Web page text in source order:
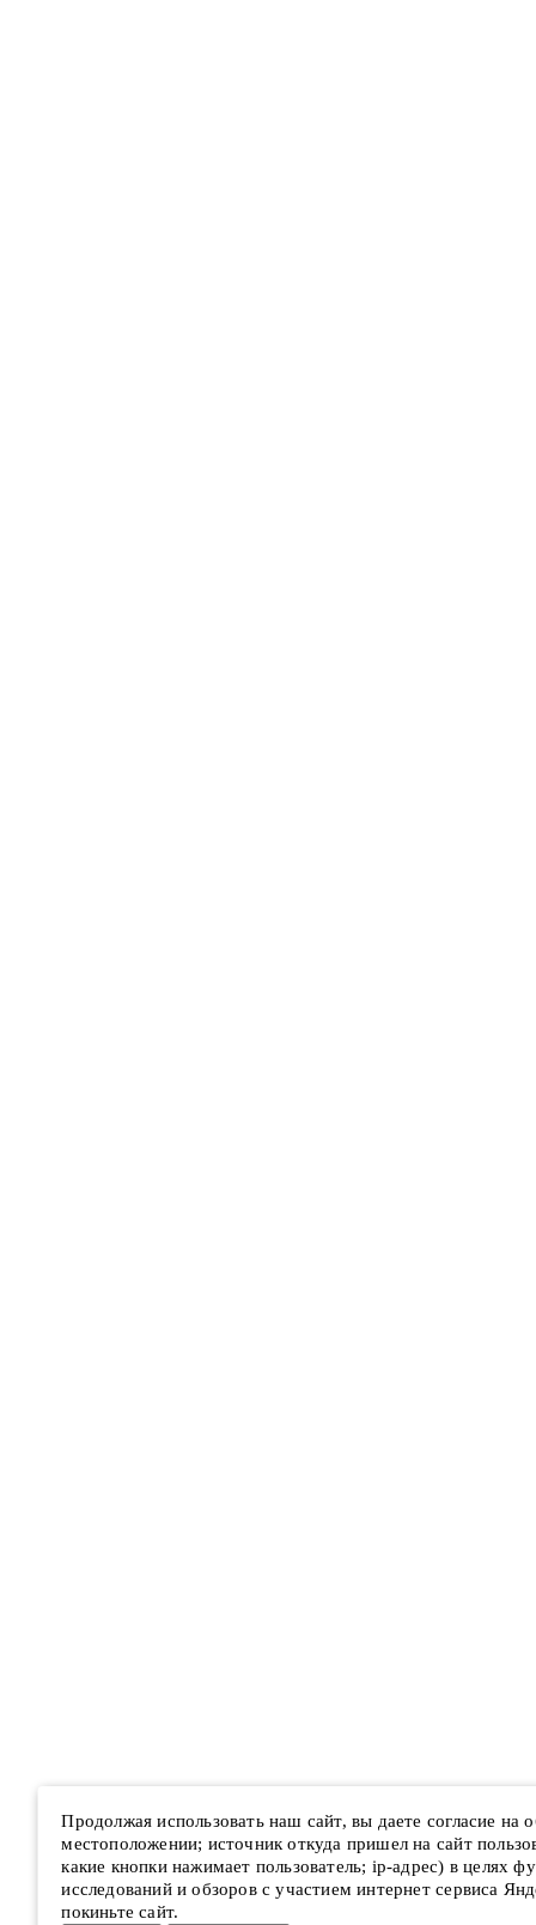
Продолжая использовать наш сайт, вы даете согласие на
местоположении; источник откуда пришел на сайт
какие кнопки нажимает пользователь; ip-адрес) в целях
исследований и обзоров с участием интернет сервиса
покиньте сайт.